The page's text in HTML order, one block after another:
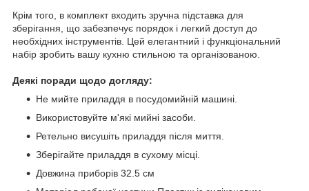
Крім того, в комплект входить зручна підставка для
зберігання, що забезпечує порядок і легкий доступ до
необхідних інструментів. Цей елегантний і функціональний
набір зробить вашу кухню стильною та організованою.
Деякі поради щодо догляду:
Не мийте приладдя в посудомийній машині.
Використовуйте м'які мийні засоби.
Ретельно висушіть приладдя після миття.
Зберігайте приладдя в сухому місці.
Довжина приборів 32.5 см